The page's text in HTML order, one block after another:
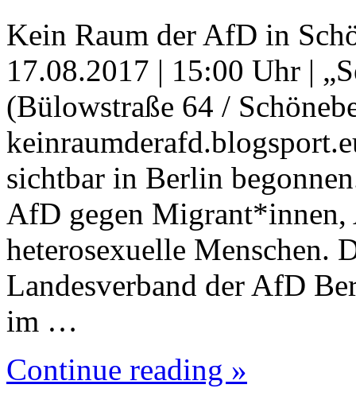
Kein Raum der AfD in
17.08.2017 | 15:00 Uhr |
(Bülowstraße 64 /
sichtbar in Berlin
AfD gegen Migrant*innen,
heterosexuelle Menschen.
Landesverband der AfD
im …
Continue reading »